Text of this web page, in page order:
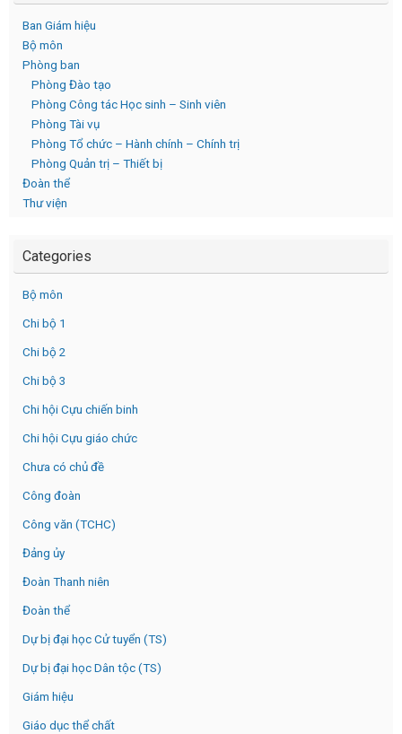
Ban Giám hiệu
Bộ môn
Phòng ban
Phòng Đào tạo
Phòng Công tác Học sinh – Sinh viên
Phòng Tài vụ
Phòng Tổ chức – Hành chính – Chính trị
Phòng Quản trị – Thiết bị
Đoàn thể
Thư viện
Categories
Bộ môn
Chi bộ 1
Chi bộ 2
Chi bộ 3
Chi hội Cựu chiến binh
Chi hội Cựu giáo chức
Chưa có chủ đề
Công đoàn
Công văn (TCHC)
Đảng ủy
Đoàn Thanh niên
Đoàn thể
Dự bị đại học Cử tuyển (TS)
Dự bị đại học Dân tộc (TS)
Giám hiệu
Giáo dục thể chất